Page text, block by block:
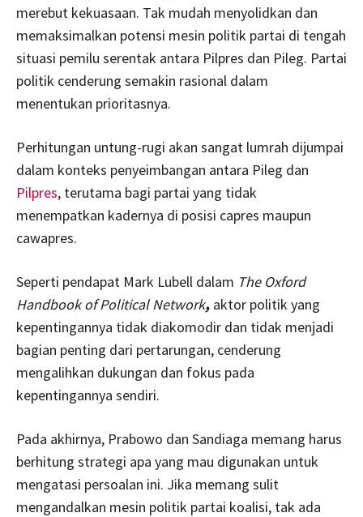
merebut kekuasaan. Tak mudah menyolidkan dan
memaksimalkan potensi mesin politik partai di tengah
situasi pemilu serentak antara Pilpres dan Pileg. Partai
politik cenderung semakin rasional dalam
menentukan prioritasnya.
Perhitungan untung-rugi akan sangat lumrah dijumpai
dalam konteks penyeimbangan antara Pileg dan
Pilpres, terutama bagi partai yang tidak
menempatkan kadernya di posisi capres maupun
cawapres.
Seperti pendapat Mark Lubell dalam The Oxford
Handbook of Political Network, aktor politik yang
kepentingannya tidak diakomodir dan tidak menjadi
bagian penting dari pertarungan, cenderung
mengalihkan dukungan dan fokus pada
kepentingannya sendiri.
Pada akhirnya, Prabowo dan Sandiaga memang harus
berhitung strategi apa yang mau digunakan untuk
mengatasi persoalan ini. Jika memang sulit
mengandalkan mesin politik partai koalisi, tak ada